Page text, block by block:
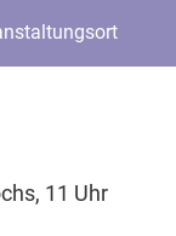
11 Uhr